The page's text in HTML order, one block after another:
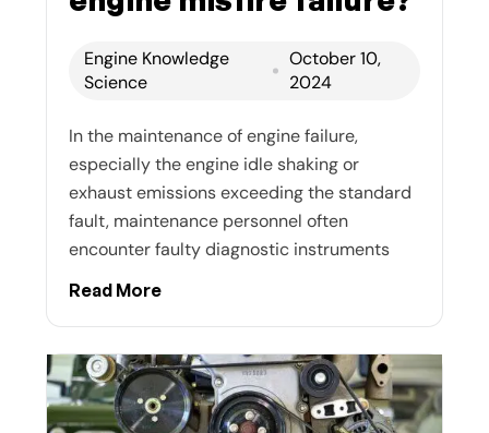
Engine Knowledge
Science
October 10,
2024
In the maintenance of engine failure,
especially the engine idle shaking or
exhaust emissions exceeding the standard
fault, maintenance personnel often
encounter faulty diagnostic instruments
Read More